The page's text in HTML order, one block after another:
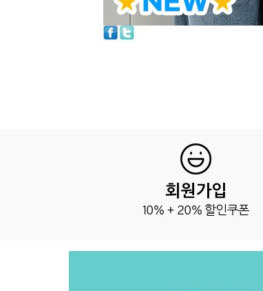
회원가입
10% + 20% 할인쿠폰